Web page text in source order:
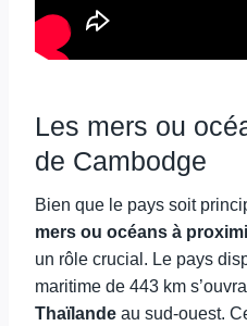
Les mers ou
de Cambodge
Bien que le pays soit
mers ou océans à
un rôle crucial. Le pays
maritime de 443 km
Thaïlande au sud-ouest.